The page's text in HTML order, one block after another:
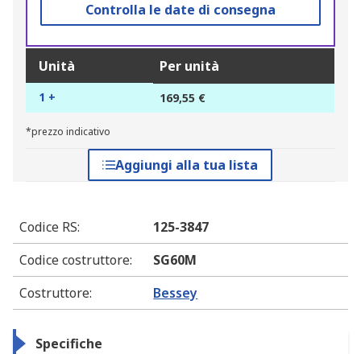
Controlla le date di consegna
Unità Per unità
1 + 169,55 €
*prezzo indicativo
Aggiungi alla tua lista
Codice RS:
125-3847
Codice costruttore:
SG60M
Costruttore: Bessey
Specifiche